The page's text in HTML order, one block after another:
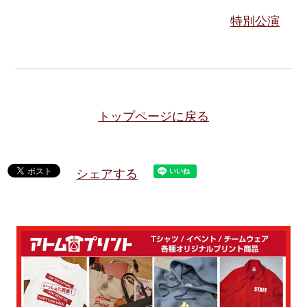
特別公演
トップページに戻る
シェアする